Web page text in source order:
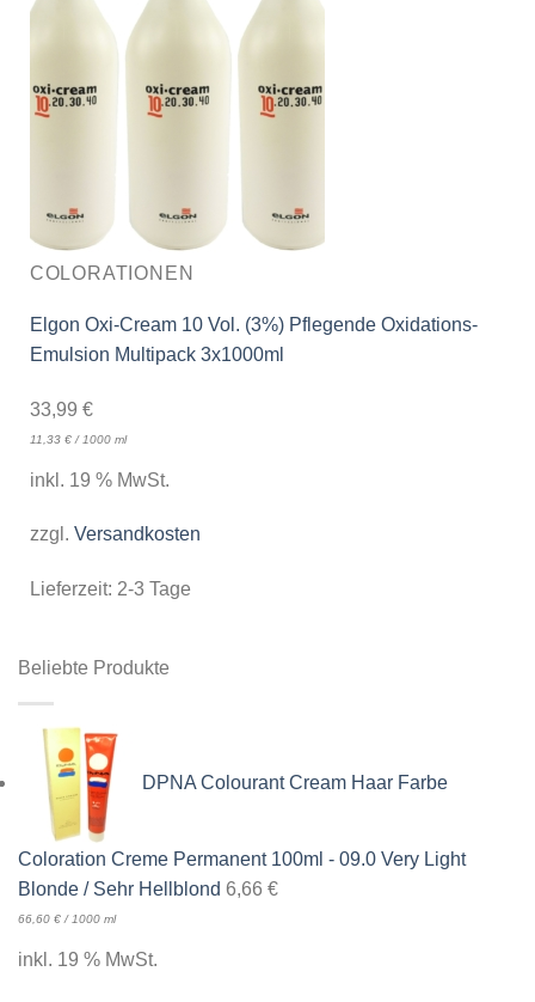
COLORATIONEN
Elgon Oxi-Cream 10 Vol. (3%) Pflegende Oxidations-
Emulsion Multipack 3x1000ml
33,99 €
11,33 €/ 1000 ml
inkl. 19 % MwSt.
zzgl. Versandkosten
Lieferzeit: 2-3 Tage
Beliebte Produkte
DPNA Colourant Cream Haar Farbe
Coloration Creme Permanent 100ml - 09.0 Very Light
Blonde / Sehr Hellblond 6,66 €
66,60 € / 1000 ml
inkl. 19 % MwSt.